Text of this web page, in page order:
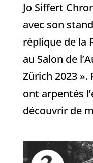
Jo Siffert
avec son
réplique de la
au Salon de
Zürich 2023 ».
ont arpentés
découvrir de